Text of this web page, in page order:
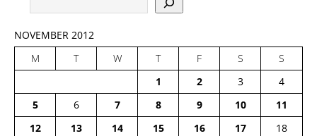
NOVEMBER 2012
M
T W T F S
S
1
2 3
4
5
6 7 8 9 10
11
12
13 14 15 16 17
18